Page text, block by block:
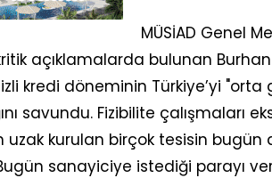
MÜSİAD Genel
açıklamalarda bulunan Burhan
kredi döneminin Türkiye’yi "orta
savundu. Fizibilite çalışmaları
kurulan birçok tesisin bugün
sanayiciye istediği parayı